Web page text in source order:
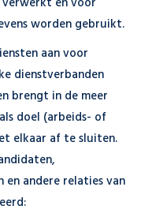
worden gebruikt.
aan voor
dienstverbanden
brengt in de meer
doel (arbeids- of
elkaar af te sluiten.
andere relaties van